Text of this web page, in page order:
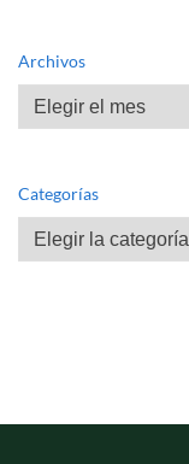
Archivos
Archivos
Categorías
Categorías